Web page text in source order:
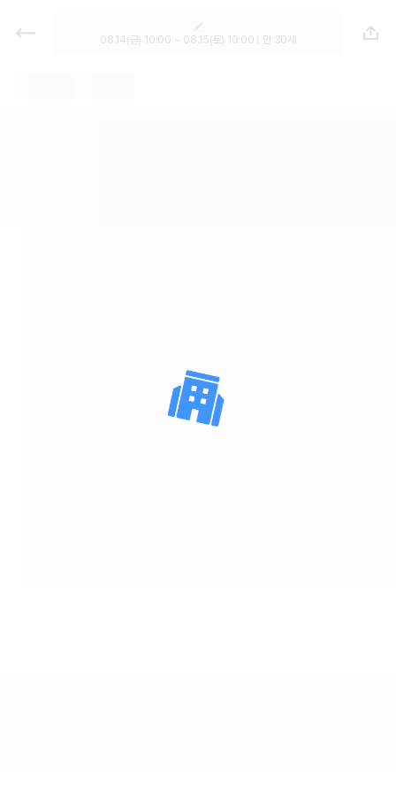
렌트카 - 경기 렌터카 가격비교, 최저
가 보장 1위 카모아
08.14(금) 10:00 ~ 08.15(토) 10:00 | 만 30세